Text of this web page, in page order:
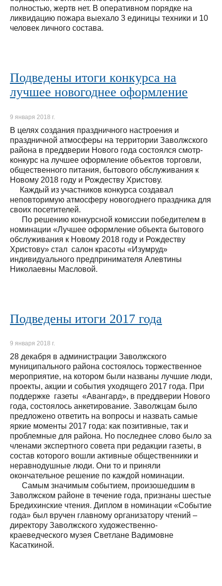
полностью, жертв нет. В оперативном порядке на
ликвидацию пожара выехало 3 единицы техники и 10
человек личного состава.
Подведены итоги конкурса на
лучшее новогоднее оформление
9 января 2018 г.
В целях создания праздничного настроения и
праздничной атмосферы на территории Заволжского
района в преддверии Нового года состоялся смотр-
конкурс на лучшее оформление объектов торговли,
общественного питания, бытового обслуживания к
Новому 2018 году и Рождеству Христову.
Каждый из участников конкурса создавал
неповторимую атмосферу новогоднего праздника для
своих посетителей.
По решению конкурсной комиссии победителем в
номинации «Лучшее оформление объекта бытового
обслуживания к Новому 2018 году и Рождеству
Христову» стал салон красоты «Изумруд»
индивидуального предпринимателя Алевтины
Николаевны Масловой.
Подведены итоги 2017 года
9 января 2018 г.
28 декабря в администрации Заволжского
муниципального района состоялось торжественное
мероприятие, на котором были названы лучшие люди,
проекты, акции и события уходящего 2017 года. При
поддержке газеты «Авангард», в преддверии Нового
года, состоялось анкетирование. Заволжцам было
предложено ответить на вопросы и назвать самые
яркие моменты 2017 года: как позитивные, так и
проблемные для района. Но последнее слово было за
членами экспертного совета при редакции газеты, в
состав которого вошли активные общественники и
неравнодушные люди. Они то и приняли
окончательное решение по каждой номинации.
Самым значимым событием, произошедшим в
Заволжском районе в течение года, признаны шестые
Бредихинские чтения. Диплом в номинации «Событие
года» был вручен главному организатору чтений –
директору Заволжского художественно-
краеведческого музея Светлане Вадимовне
Касаткиной.